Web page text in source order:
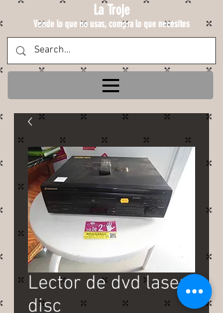
La Troje
Vende lo que no usas, compra lo que necesites
Lector de dvd laser
disc